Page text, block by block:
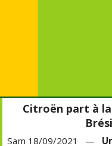
Citroën part à
Sam 18/09/2021 —